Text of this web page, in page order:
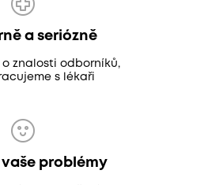
a seriózně
o znalosti odborníků,
s lékaři
vaše problémy